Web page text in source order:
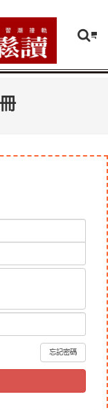
忘記密碼